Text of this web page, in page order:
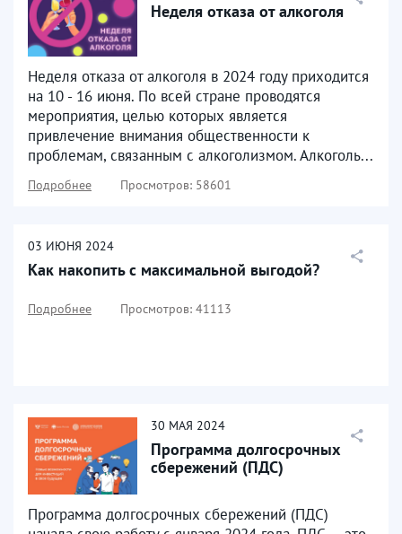
Неделя отказа от алкоголя
Неделя отказа от алкоголя в 2024 году приходится
на 10 - 16 июня. По всей стране проводятся
мероприятия, целью которых является
привлечение внимания общественности к
проблемам, связанным с алкоголизмом. Алкоголь...
Подробнее Просмотров: 58601
03 ИЮНЯ 2024
Как накопить с максимальной выгодой?
Подробнее Просмотров: 41113
30 МАЯ 2024
Программа долгосрочных
сбережений (ПДС)
Программа долгосрочных сбережений (ПДС)